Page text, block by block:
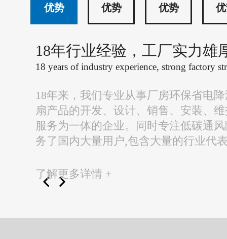
优势
优势
优势
18年行业经验，工厂实力雄
18 years of industry experience, strong factory
18年来，我们专业从事厂房环保省电
扇产品的开发、设计、销售、安装、
服务为一体的企业。同时专注低碳通
务了国内大量用户,包含大量的行业代
了解更多详情 +